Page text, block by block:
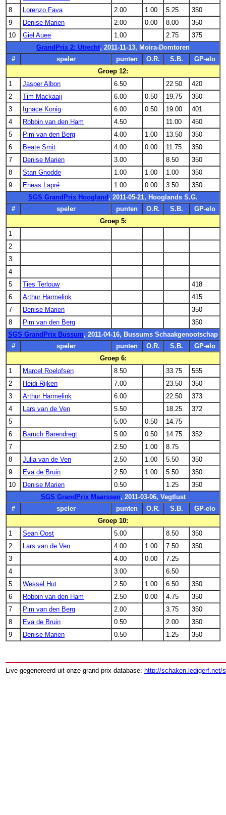
8
Lorenzo Fava 2.00 1.00 5.25
350
9
Denise Marien 2.00 0.00 8.00
350
10
Giel Auee 1.00 2.75
375
GrandPrix 2: Utrecht, 2011-11-13, Moira-Domtoren
#
speler punten O.R. S.B.
GP-elo
Groep 12:
1
Jasper Albon 6.50 22.50
420
2
Tim Mackaaij 6.00 0.50 19.75
350
3
Ignace Konig 6.00 0.50 19.00
401
4
Robbin van den Ham 4.50 11.00
450
5
Pim van den Berg 4.00 1.00 13.50
350
6
Beate Smit 4.00 0.00 11.75
350
7
Denise Marien 3.00 8.50
350
8
Stan Gnodde 1.00 1.00 1.00
350
9
Eneas Lapré 1.00 0.00 3.50
350
SGS GrandPrix Hoogland , 2011-05-21, Hooglands S.G.
#
speler punten O.R. S.B.
GP-elo
Groep 5:
1
2
3
4
5
Ties Terlouw
418
6
Arthur Harmelink
415
7
Denise Marien
350
8
Pim van den Berg
350
SGS GrandPrix Bussum, 2011-04-16, Bussums Schaakgenootschap
#
speler punten O.R. S.B.
GP-elo
Groep 6:
1
Marcel Roelofsen 8.50 33.75
555
2
Heidi Rijken 7.00 23.50
350
3
Arthur Harmelink 6.00 22.50
373
4
Lars van de Ven 5.50 18.25
372
5
5.00 0.50
14.75
6
Baruch Barendregt 5.00 0.50 14.75
352
7
2.50 1.00
8.75
8
Julia van de Ven 2.50 1.00 5.50
350
9
Eva de Bruin 2.50 1.00 5.50
350
10
Denise Marien 0.50 1.25
350
SGS GrandPrix Maarssen, 2011-03-06, Vegtlust
#
speler punten O.R. S.B.
GP-elo
Groep 10:
1
Sean Oost 5.00 8.50
350
2
Lars van de Ven 4.00 1.00 7.50
350
3
4.00 0.00
7.25
4
3.00
6.50
5
Wessel Hut 2.50 1.00 6.50
350
6
Robbin van den Ham 2.50 0.00 4.75
350
7
Pim van den Berg 2.00 3.75
350
8
Eva de Bruin 0.50 2.00
350
9
Denise Marien 0.50 1.25 350
Live gegenereerd uit onze grand prix database: http://schaken.ledigerf.net/